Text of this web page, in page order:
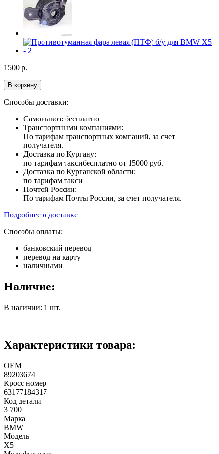
1500 р.
В корзину
Способы доставки:
Самовывоз: бесплатно
Транспортными компаниями:
По тарифам транспортных компаний, за счет
получателя.
Доставка по Кургану:
по тарифам таксибесплатно от 15000 руб.
Доставка по Курганской области:
по тарифам такси
Почтой России:
По тарифам Почты России, за счет получателя.
Подробнее о доставке
Способы оплаты:
банковский перевод
перевод на карту
наличными
Наличие:
В наличии: 1 шт.
Характеристики товара:
ОЕМ
89203674
Кросс номер
63177184317
Код детали
3 700
Марка
BMW
Модель
X5